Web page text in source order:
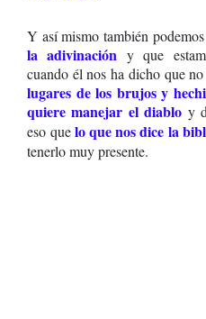
Y así mismo también
la adivinación y que
cuando él nos ha dicho que
lugares de los brujos y
quiere manejar el diablo y
esoquelo que nos dice la
tenerlo muy presente.